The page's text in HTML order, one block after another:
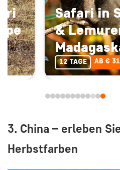
Safari in
&
12 TAGE AB €
3. China – erleben
Herbstfarben